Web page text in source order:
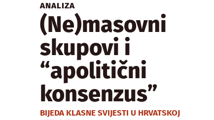
ANALIZA
(Ne)masovni
skupovi i
“apolitični
konsenzus”
BIJEDA KLASNE SVIJESTI U HRVATSKOJ